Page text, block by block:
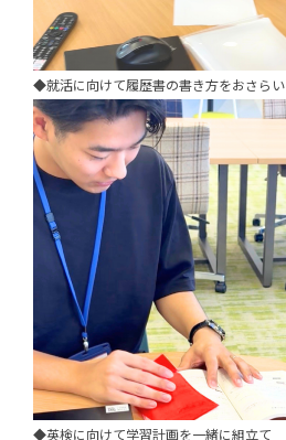
◆就活に向けて履歴書の書き方をおさらい
◆英検に向けて学習計画を一緒に組立て